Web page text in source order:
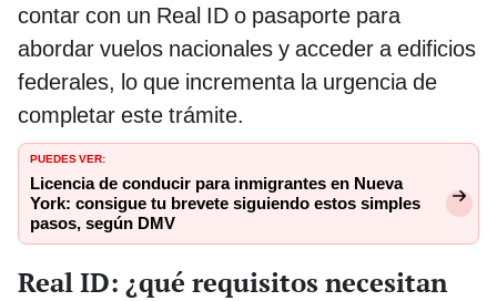
contar con un Real ID o pasaporte para
abordar vuelos nacionales y acceder a edificios
federales, lo que incrementa la urgencia de
completar este trámite.
PUEDES VER:
Licencia de conducir para inmigrantes en Nueva
York: consigue tu brevete siguiendo estos simples
pasos, según DMV
Real ID: ¿qué requisitos necesitan